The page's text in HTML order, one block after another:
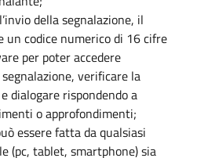
della segnalazione, il
un codice numerico di 16 cifre
per poter accedere
verificare la
dialogare rispondendo a
o approfondimenti;
essere fatta da qualsiasi
(pc, tablet, smartphone) sia